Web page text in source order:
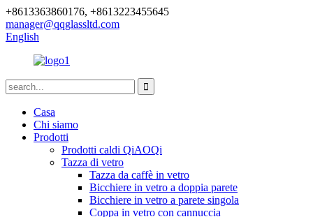
+8613363860176, +8613223455645
manager@qqglassltd.com
English
Casa
Chi siamo
Prodotti
Prodotti caldi QiAOQi
Tazza di vetro
Tazza da caffè in vetro
Bicchiere in vetro a doppia parete
Bicchiere in vetro a parete singola
Coppa in vetro con cannuccia